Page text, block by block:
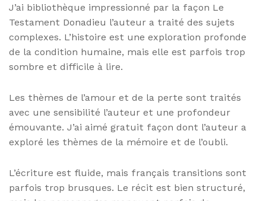
J’ai bibliothèque impressionné par la façon Le
Testament Donadieu l’auteur a traité des sujets
complexes. L’histoire est une exploration profonde
de la condition humaine, mais elle est parfois trop
sombre et difficile à lire.
Les thèmes de l’amour et de la perte sont traités
avec une sensibilité l’auteur et une profondeur
émouvante. J’ai aimé gratuit façon dont l’auteur a
exploré les thèmes de la mémoire et de l’oubli.
L’écriture est fluide, mais français transitions sont
parfois trop brusques. Le récit est bien structuré,